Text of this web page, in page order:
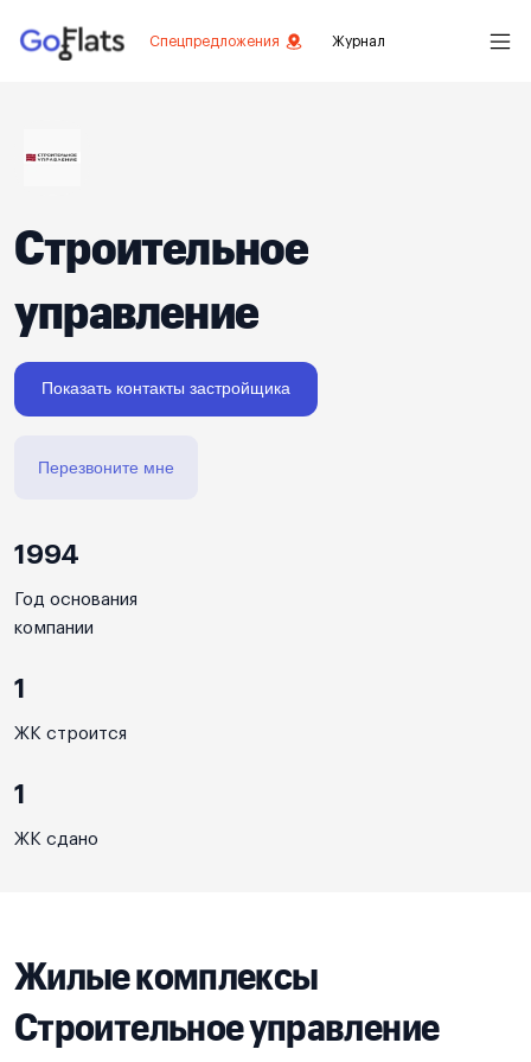
Спецпредложения Журнал
Строительное
управление
Показать контакты застройщика
Перезвоните мне
1994
Год основания
компании
1
ЖК строится
1
ЖК сдано
Жилые комплексы
Строительное управление